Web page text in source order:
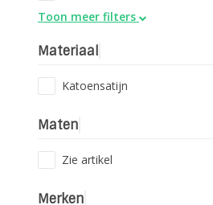
Toon meer filters
Materiaal
Katoensatijn
Maten
Zie artikel
Merken